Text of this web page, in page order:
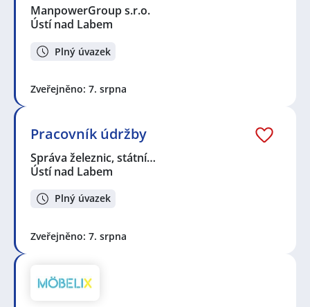
ManpowerGroup s.r.o.
Ústí nad Labem
Plný úvazek
Zveřejněno: 7. srpna
Pracovník údržby
Správa železnic, státní…
Ústí nad Labem
Plný úvazek
Zveřejněno: 7. srpna